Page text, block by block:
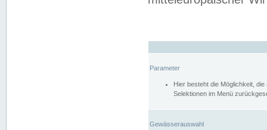
Parameter
Hier besteht die Möglichkeit,
Selektionen im Menü
Gewässerauswahl